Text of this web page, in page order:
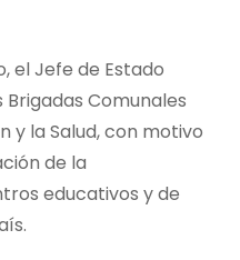
el Jefe de Estado
Comunales
y la Salud, con motivo
de la
educativos y de